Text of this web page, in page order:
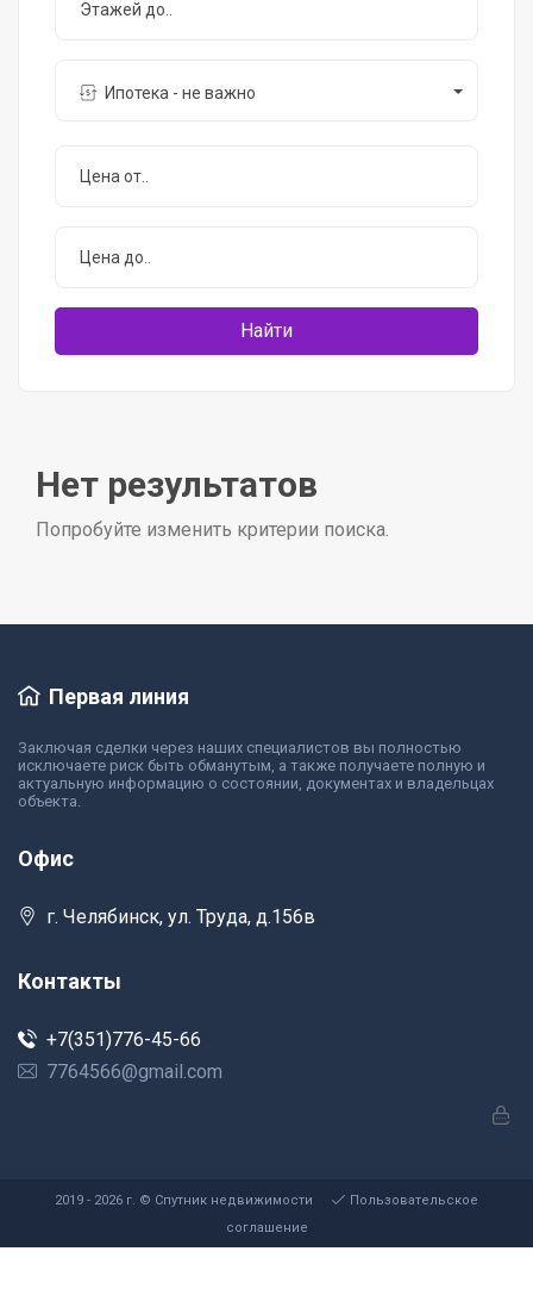
Ипотека - не важно
Нет результатов
Попробуйте изменить критерии поиска.
Первая линия
Заключая сделки через наших специалистов вы полностью
исключаете риск быть обманутым, а также получаете полную и
актуальную информацию о состоянии, документах и владельцах
объекта.
Офис
г. Челябинск, ул. Труда, д.156в
Контакты
+7(351)776-45-66
7764566@gmail.com
2019 - 2026 г. © Спутник недвижимости
Пользовательское
соглашение